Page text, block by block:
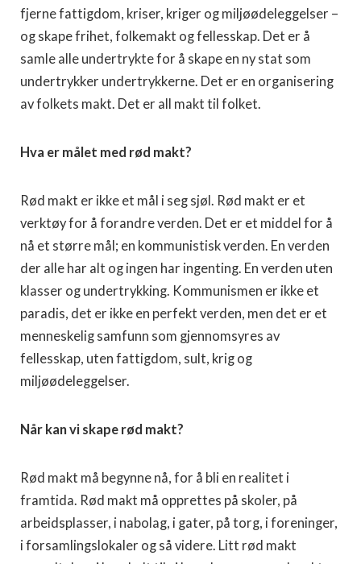
fjerne fattigdom, kriser, kriger og miljøødeleggelser –
og skape frihet, folkemakt og fellesskap. Det er å
samle alle undertrykte for å skape en ny stat som
undertrykker undertrykkerne. Det er en organisering
av folkets makt. Det er all makt til folket.
Hva er målet med rød makt?
Rød makt er ikke et mål i seg sjøl. Rød makt er et
verktøy for å forandre verden. Det er et middel for å
nå et større mål; en kommunistisk verden. En verden
der alle har alt og ingen har ingenting. En verden uten
klasser og undertrykking. Kommunismen er ikke et
paradis, det er ikke en perfekt verden, men det er et
menneskelig samfunn som gjennomsyres av
fellesskap, uten fattigdom, sult, krig og
miljøødeleggelser.
Når kan vi skape rød makt?
Rød makt må begynne nå, for å bli en realitet i
framtida. Rød makt må opprettes på skoler, på
arbeidsplasser, i nabolag, i gater, på torg, i foreninger,
i forsamlingslokaler og så videre. Litt rød makt